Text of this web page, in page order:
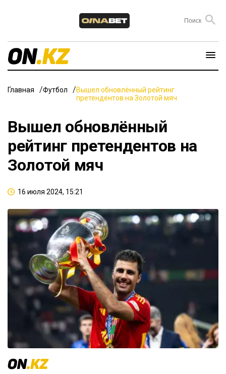
Главная Футбол
Вышел обновлённый рейтинг
претендентов на Золотой мяч
Вышел обновлённый
рейтинг претендентов на
Золотой мяч
16 июля 2024, 15:21